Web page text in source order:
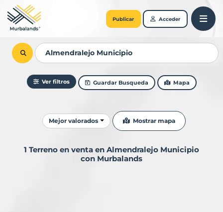
Publicar Acceder
Ver filtros Guardar Busqueda Mapa
Ordenar resultados
Mejor valorados Mostrar mapa
1 Terreno en venta en Almendralejo Municipio
con Murbalands